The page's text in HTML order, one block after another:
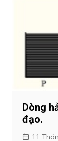
Dòng
đạo.
11